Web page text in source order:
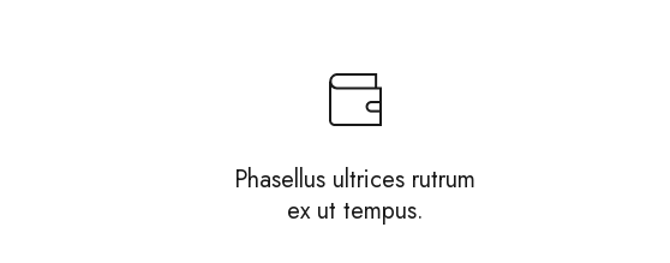
Phasellus ultrices rutrum
ex ut tempus.